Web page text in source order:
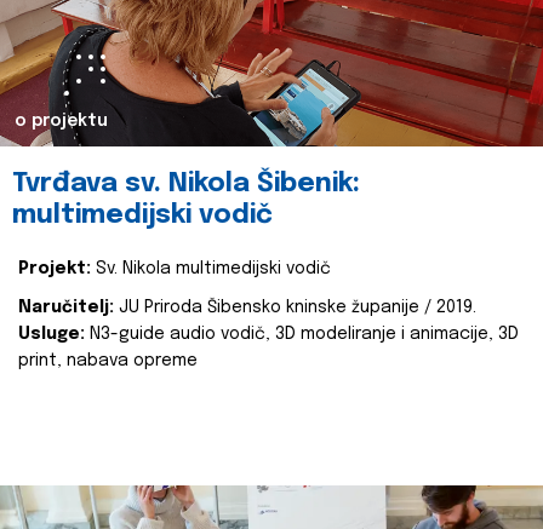
o projektu
Tvrđava sv. Nikola Šibenik:
multimedijski vodič
Projekt: Sv. Nikola multimedijski vodič
Naručitelj: JU Priroda Šibensko kninske županije / 2019.
Usluge: N3-guide audio vodič, 3D modeliranje i animacije, 3D
print, nabava opreme